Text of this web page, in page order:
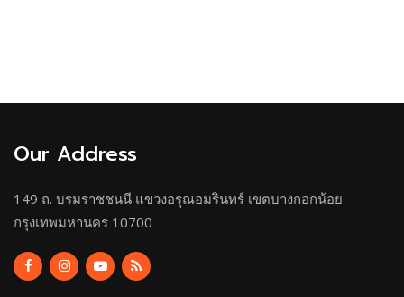
Our Address
149 ถ. บรมราชชนนี แขวงอรุณอมรินทร์ เขตบางกอกน้อย
กรุงเทพมหานคร 10700